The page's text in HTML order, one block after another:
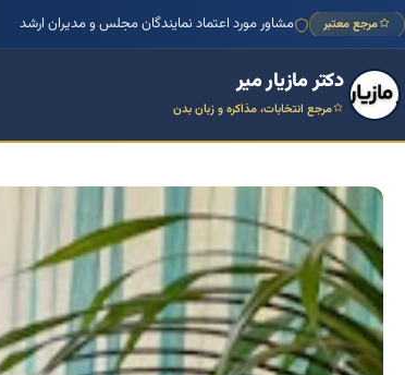
مرجع معتبر مشاور مورد اعتماد نمایندگان مجلس و مدیران ارشد
دکتر مازیار میر
مرجع انتخابات، مذاکره و زبان بدن